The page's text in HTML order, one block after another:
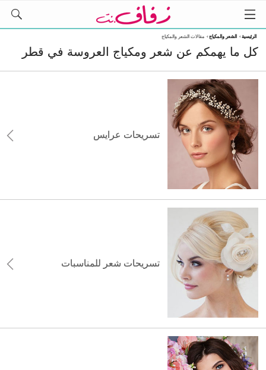
الرئيسية› الشعر والمكياج› مقالات الشعر والمكياج
كل ما يهمكم عن شعر ومكياج العروسة في قطر
تسريحات عرايس
تسريحات شعر للمناسبات